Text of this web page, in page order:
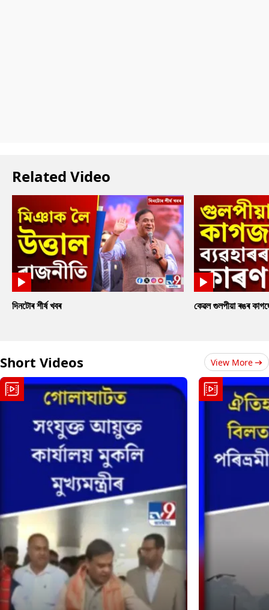
Related Video
দিনটোৰ শীৰ্ষ খবৰ কেৱল গুলপীয়া ৰঙৰ
Short Videos View More